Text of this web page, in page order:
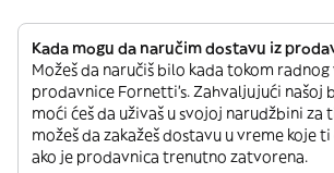
Kada mogu da naručim dostavu iz
Možeš da naručiš bilo kada tokom radnog
prodavnice Fornetti’s. Zahvaljujući našoj
moći ćeš da uživaš u svojoj narudžbini za
možeš da zakažeš dostavu u vreme koje
ako je prodavnica trenutno zatvorena.